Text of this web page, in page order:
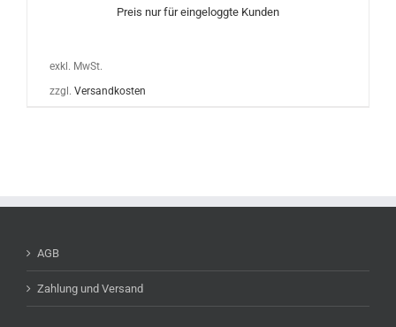
Preis nur für eingeloggte Kunden
exkl. MwSt.
zzgl. Versandkosten
AGB
Zahlung und Versand